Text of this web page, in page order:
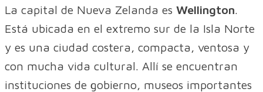
La capital de Nueva Zelanda es Wellington.
Está ubicada en el extremo sur de la Isla Norte
y es una ciudad costera, compacta, ventosa y
con mucha vida cultural. Allí se encuentran
instituciones de gobierno, museos importantes